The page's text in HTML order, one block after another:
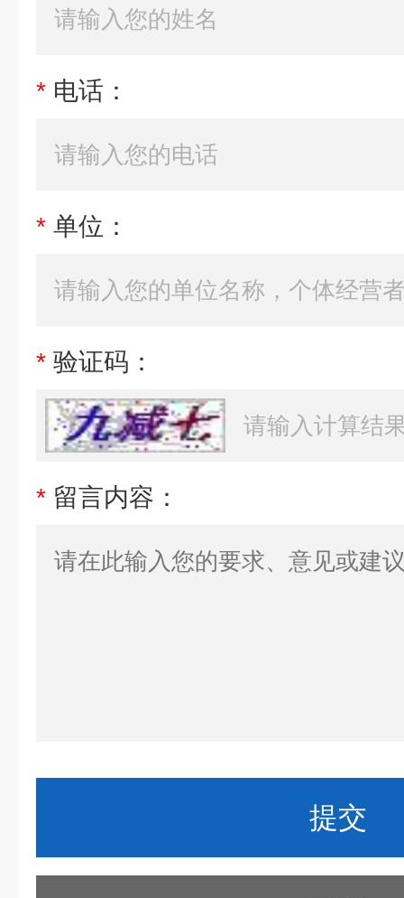
* 电话：
* 单位：
* 验证码：
* 留言内容：